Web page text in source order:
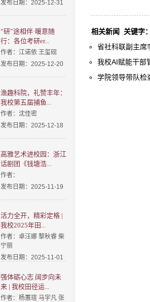
发布日期：2025-12-31
“研”途相伴·暖意随
行：各位考研er...
作者：江诺依 王玺砚
发布日期：2025-12-20
渔趣科院，礼赞丰年：
我校第五届捕鱼...
作者：沈佳密
发布日期：2025-12-18
高雅艺术进校园：浙江
话剧团《钱塘浩...
作者：
发布日期：2025-11-19
活力全开，精彩定格 |
我校2025年田...
作者：卓汪娜 黎秋睿 柴
宁丽
发布日期：2025-11-01
强体砺心志 阔步向未
来 | 我校田径运...
作者：杨蕙瑄 马宇凡 张
相关新闻
关键字
省社科联副主席
我校AI赋能干部
学院领导带队检